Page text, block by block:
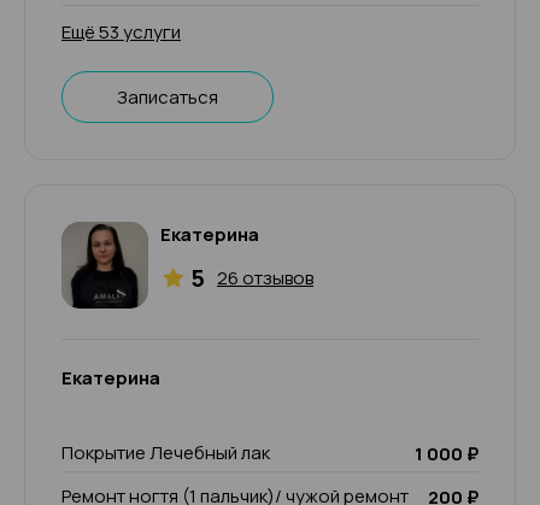
Ещё 53 услуги
Записаться
Екатерина
5 26 отзывов
Екатерина
Покрытие Лечебный лак
1 000 ₽
Ремонт ногтя (1 пальчик)/ чужой ремонт
200 ₽